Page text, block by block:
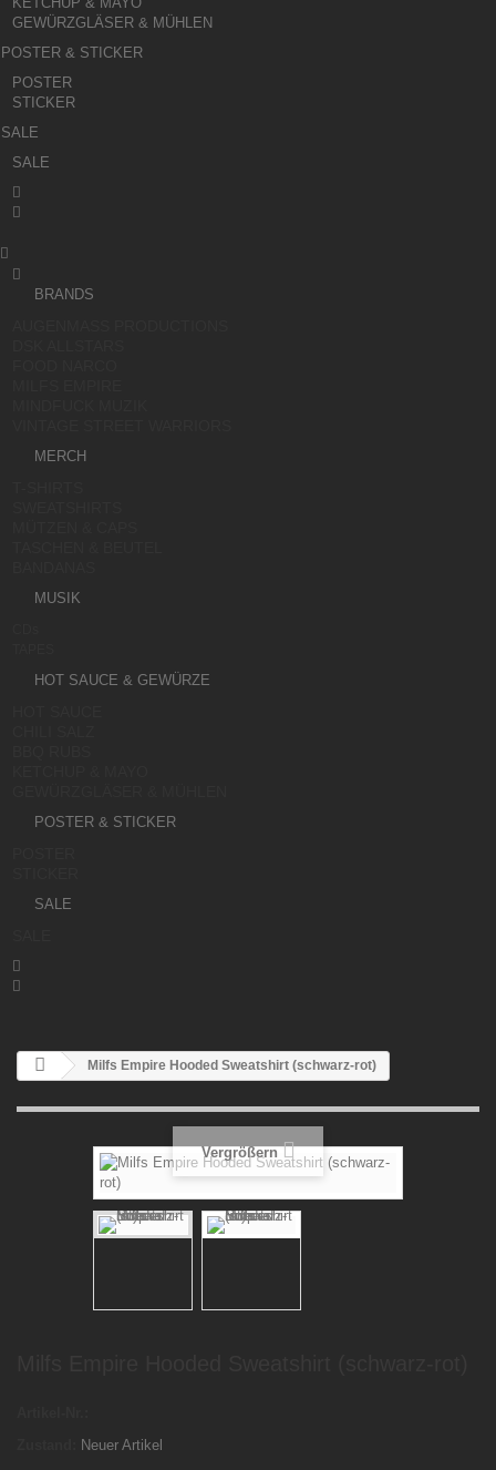
GEWÜRZGLÄSER & MÜHLEN
POSTER & STICKER
POSTER
STICKER
SALE
SALE




BRANDS
MERCH
MUSIK
HOT SAUCE & GEWÜRZE
POSTER & STICKER
SALE


Milfs Empire Hooded Sweatshirt (schwarz-rot)
Vergrößern
Neuer Artikel